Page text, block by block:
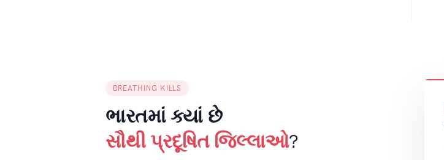
BREATHING KILLS
ભારતમાં ક્યાં છે
સૌથી પ્રદૂષિત જિલ્લાઓ?